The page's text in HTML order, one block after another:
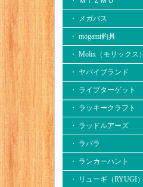
・ メガバス
・ mogami釣具
・ Molix（モリックス）
・ ヤバイブランド
・ ライブターゲット
・ ラッキークラフト
・ ラッドルアーズ
・ ラパラ
・ ランカーハント
・ リューギ（RYUGI）